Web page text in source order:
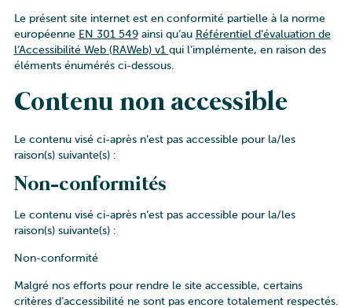
Le présent site internet est en conformité partielleà la norme
européenne EN 301 549ainsi qu’au Référentiel d’évaluation de
l’Accessibilité Web (RAWeb) v1 qui l’implémente, en raison des
éléments énumérés ci-dessous.
Contenu non accessible
Le contenu visé ci-après n’est pas accessible pour la/les
raison(s) suivante(s) :
Non-conformités
Le contenu visé ci-après n’est pas accessible pour la/les
raison(s) suivante(s) :
Non-conformité
Malgré nos efforts pour rendre le site accessible, certains
critères d’accessibilité ne sont pas encore totalement respectés.